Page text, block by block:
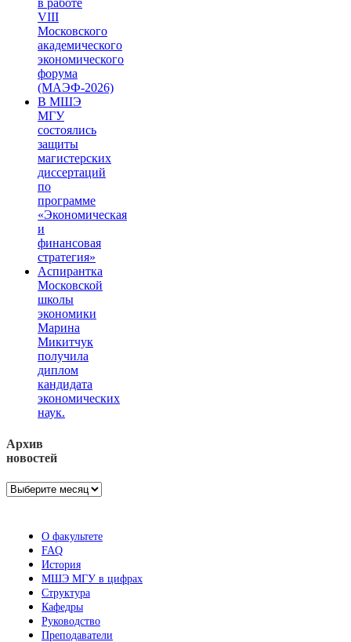
в работе
VIII
Московского
академического
экономического
форума
(МАЭФ-2026)
В МШЭ
МГУ
состоялись
защиты
магистерских
диссертаций
по
программе
«Экономическая
и
финансовая
стратегия»
Аспирантка
Московской
школы
экономики
Марина
Микитчук
получила
диплом
кандидата
экономических
наук.
Архив
новостей
Архив
О факультете
FAQ
История
МШЭ МГУ в цифрах
Структура
Кафедры
Руководство
Преподаватели